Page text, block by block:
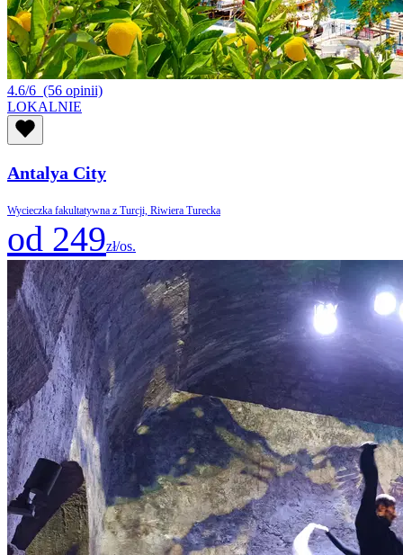
4.6/6 (56 opinii)
LOKALNIE
Antalya City
Wycieczka fakultatywna z Turcji, Riwiera Turecka
od 249zł/os.